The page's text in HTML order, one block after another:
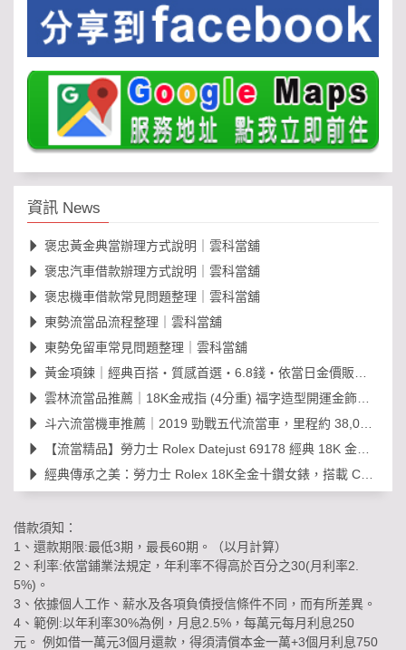
資訊 News
褒忠黃金典當辦理方式說明｜雲科當舖
褒忠汽車借款辦理方式說明｜雲科當舖
褒忠機車借款常見問題整理｜雲科當舖
東勢流當品流程整理｜雲科當舖
東勢免留車常見問題整理｜雲科當舖
黃金項鍊｜經典百搭・質感首選・6.8錢・依當日金價販售，免工錢更划算
雲林流當品推薦｜18K金戒指 (4分重) 福字造型開運金飾，日常百搭超值選！
斗六流當機車推薦｜2019 勁戰五代流當車，里程約 38,000km，可現場賞車議價
【流當精品】勞力士 Rolex Datejust 69178 經典 18K 金鑽石女錶｜原裝 203
經典傳承之美：勞力士 Rolex 18K全金十鑽女錶，搭載 Cal. 2030 機芯的黃金年代
借款須知：
1、還款期限:最低3期，最長60期。（以月計算）
2、利率:依當鋪業法規定，年利率不得高於百分之30(月利率2.
5%)。
3、依據個人工作、薪水及各項負債授信條件不同，而有所差異。
4、範例:以年利率30%為例，月息2.5%，每萬元每月利息250
元。 例如借一萬元3個月還款，得須清償本金一萬+3個月利息750